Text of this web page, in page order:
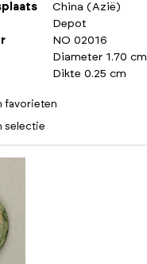
China (Azië)
Depot
NO 02016
Diameter 1.70 cm
Dikte 0.25 cm
favorieten
selectie